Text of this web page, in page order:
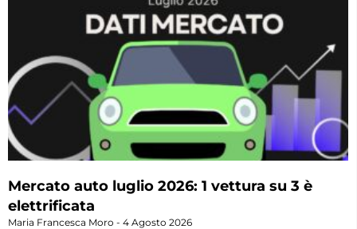
Mercato auto luglio 2026: 1 vettura su 3 è
elettrificata
Maria Francesca Moro 4 Agosto 2026